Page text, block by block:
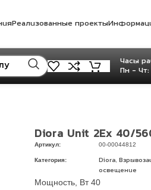
Реализованные проекты
Часы
Пн -
Diora Unit 2Ex 40/
Артикул: 00-00044812
Категория: Diora
освещение
Мощность, Вт 40